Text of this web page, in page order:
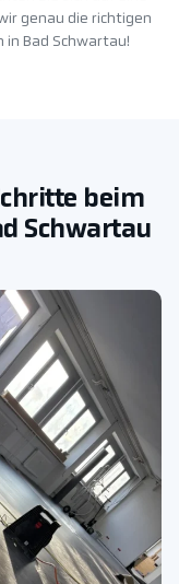
genau die richtigen
Bad Schwartau!
beim
Schwartau